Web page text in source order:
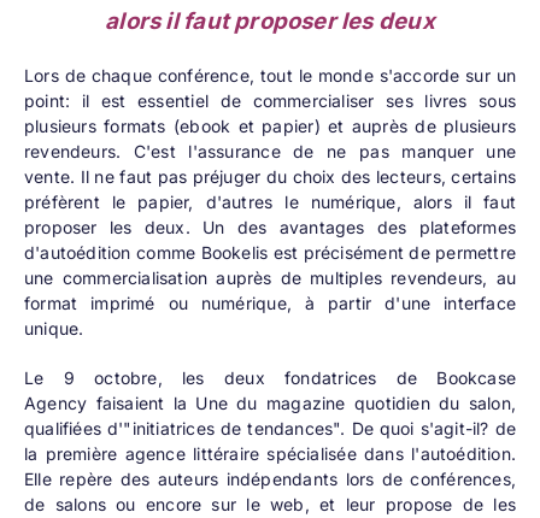
alors il faut proposer les deux
Lors de chaque conférence, tout le monde s'accorde sur un
point: il est essentiel de commercialiser ses livres sous
plusieurs formats (ebook et papier) et auprès de plusieurs
revendeurs. C'est l'assurance de ne pas manquer une
vente. Il ne faut pas préjuger du choix des lecteurs, certains
préfèrent le papier, d'autres le numérique, alors il faut
proposer les deux. Un des avantages des plateformes
d'autoédition comme Bookelis est précisément de permettre
une commercialisation auprès de multiples revendeurs, au
format imprimé ou numérique, à partir d'une interface
unique.
Le 9 octobre, les deux fondatrices de Bookcase
Agency faisaient la Une du magazine quotidien du salon,
qualifiées d'"initiatrices de tendances". De quoi s'agit-il? de
la première agence littéraire spécialisée dans l'autoédition.
Elle repère des auteurs indépendants lors de conférences,
de salons ou encore sur le web, et leur propose de les